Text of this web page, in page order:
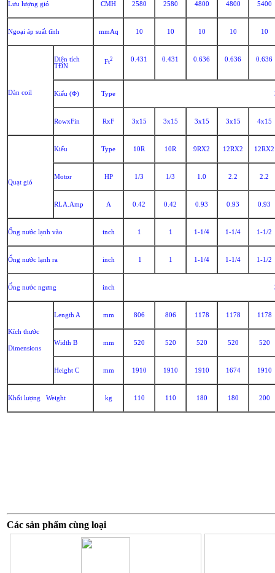
Lưu lượng gió CMH 2580 2580 4800 4800 5400
Ngoại áp suất tĩnh mmAq 10 10 10 10 10
Dàn coil
Diện tích
TĐN
Ft2 0.431 0.431 0.636 0.636 0.636
Kiểu (Φ) Type
RowxFin RxF 3x15 3x15 3x15 3x15 4x15
Quạt gió
Kiểu Type 10R 10R 9RX2 12RX2 12RX2
Motor HP 1/3 1/3 1.0 2.2 2.2
RLA.Amp A 0.42 0.42 0.93 0.93 0.93
Ống nước lạnh vào inch 1 1 1-1/4 1-1/4 1-1/2
Ống nước lạnh ra inch 1 1 1-1/4 1-1/4 1-1/2
Ống nước ngưng inch
Kích thước
Dimensions
Length A mm 806 806 1178 1178 1178
Width B mm 520 520 520 520 520
Height C mm 1910 1910 1910 1674 1910
Khối lượng Weight kg 110 110 180 180 200
Các sản phẩm cùng loại